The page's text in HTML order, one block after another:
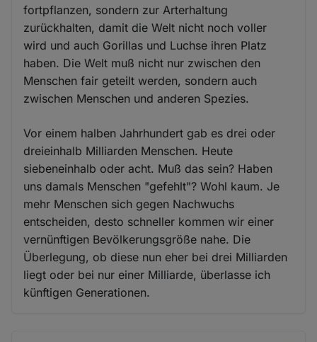
fortpflanzen, sondern zur Arterhaltung
zurückhalten, damit die Welt nicht noch voller
wird und auch Gorillas und Luchse ihren Platz
haben. Die Welt muß nicht nur zwischen den
Menschen fair geteilt werden, sondern auch
zwischen Menschen und anderen Spezies.
Vor einem halben Jahrhundert gab es drei oder
dreieinhalb Milliarden Menschen. Heute
siebeneinhalb oder acht. Muß das sein? Haben
uns damals Menschen "gefehlt"? Wohl kaum. Je
mehr Menschen sich gegen Nachwuchs
entscheiden, desto schneller kommen wir einer
vernünftigen Bevölkerungsgröße nahe. Die
Überlegung, ob diese nun eher bei drei Milliarden
liegt oder bei nur einer Milliarde, überlasse ich
künftigen Generationen.